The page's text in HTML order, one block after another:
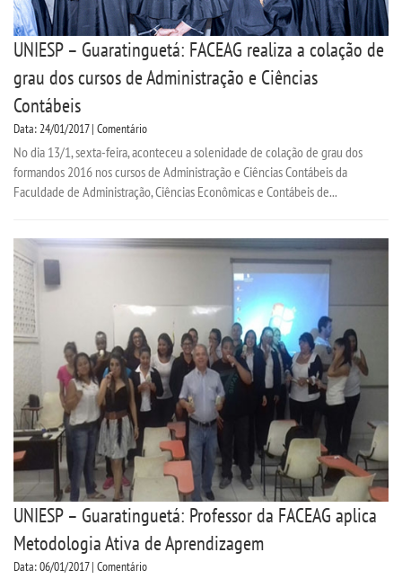
UNIESP – Guaratinguetá: FACEAG realiza a colação de
grau dos cursos de Administração e Ciências
Contábeis
Data: 24/01/2017 | Comentário
No dia 13/1, sexta-feira, aconteceu a solenidade de colação de grau dos
formandos 2016 nos cursos de Administração e Ciências Contábeis da
Faculdade de Administração, Ciências Econômicas e Contábeis de...
UNIESP – Guaratinguetá: Professor da FACEAG aplica
Metodologia Ativa de Aprendizagem
Data: 06/01/2017 | Comentário